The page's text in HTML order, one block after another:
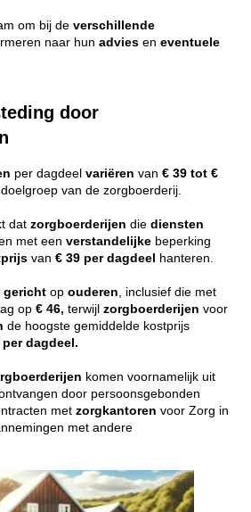
om bij de verschillende
naar hun advies en eventuele
door
per dagdeel variëren van € 39 tot €
van de zorgboerderij.
dat zorgboerderijen die diensten
met een verstandelijke beperking
van € 39 per dagdeel hanteren.
gericht op ouderen , inclusief die met
op € 46, terwijl zorgboerderijen voor
de hoogste gemiddelde kostprijs
per dagdeel.
komen voornamelijk uit
door persoonsgebonden
met zorgkantoren voor Zorg in
met andere